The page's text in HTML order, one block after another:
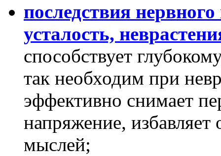
последствия
усталость,
способствует
так необходим при
эффективно снимает
напряжение, избавляет
мыслей;